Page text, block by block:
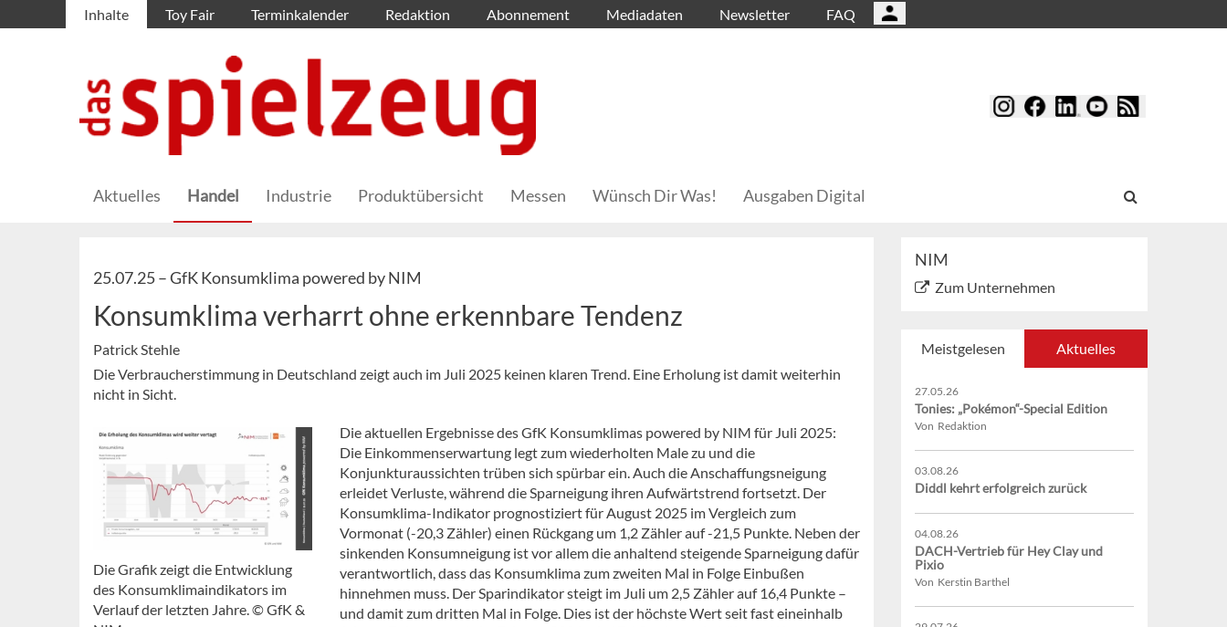
Inhalte Toy Fair Terminkalender Redaktion Abonnement Mediadaten Newsletter FAQ
Aktuelles Handel Industrie Produktübersicht Messen Wünsch Dir Was! Ausgaben Digital
25.07.25 –GfK Konsumklima powered by NIM
Konsumklima verharrt ohne erkennbare Tendenz
Patrick Stehle
Die Verbraucherstimmung in Deutschland zeigt auch im Juli 2025 keinen klaren Trend. Eine Erholung ist damit weiterhin
nicht in Sicht.
Die Grafik zeigt die Entwicklung
des Konsumklimaindikators im
Verlauf der letzten Jahre. © GfK &
Die aktuellen Ergebnisse des GfK Konsumklimas powered by NIM für Juli 2025:
Die Einkommenserwartung legt zum wiederholten Male zu und die
Konjunkturaussichten trüben sich spürbar ein. Auch die Anschaffungsneigung
erleidet Verluste, während die Sparneigung ihren Aufwärtstrend fortsetzt. Der
Konsumklima-Indikator prognostiziert für August 2025 im Vergleich zum
Vormonat (-20,3 Zähler) einen Rückgang um 1,2 Zähler auf -21,5 Punkte. Neben der
sinkenden Konsumneigung ist vor allem die anhaltend steigende Sparneigung dafür
verantwortlich, dass das Konsumklima zum zweiten Mal in Folge Einbußen
hinnehmen muss. Der Sparindikator steigt im Juli um 2,5 Zähler auf 16,4 Punkte –
und damit zum dritten Mal in Folge. Dies ist der höchste Wert seit fast eineinhalb
NIM
Zum Unternehmen
Meistgelesen Aktuelles
27.05.26
Tonies: „Pokémon“-Special Edition
Von Redaktion
03.08.26
Diddl kehrt erfolgreich zurück
04.08.26
DACH-Vertrieb für Hey Clay und
Pixio
Von Kerstin Barthel